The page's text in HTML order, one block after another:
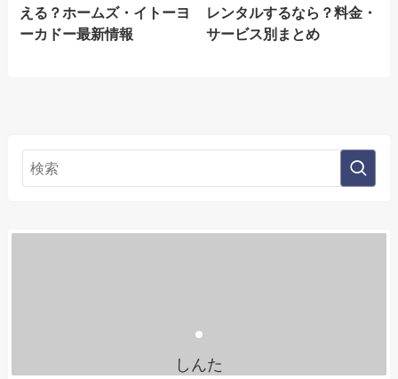
える？ホームズ・イトーヨ
ーカドー最新情報
レンタルするなら？料金・
サービス別まとめ
しんた